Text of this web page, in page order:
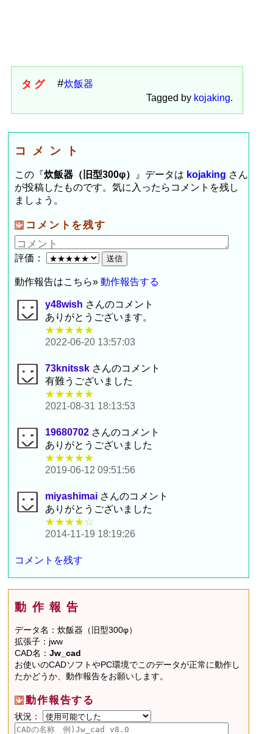
タグ
炊飯器
Tagged by kojaking.
コメント
この『炊飯器（旧型300φ） 』データは kojaking さん
が投稿したものです。気に入ったらコメントを残し
ましょう。
コメントを残す
評価：
動作報告はこちら»動作報告する
y48wish さんのコメント
ありがとうございます。
★★★★★
2022-06-20 13:57:03
73knitssk さんのコメント
有難うございました
★★★★★
2021-08-31 18:13:53
19680702 さんのコメント
ありがとうございました
★★★★★
2019-06-12 09:51:56
miyashimai さんのコメント
ありがとうございました
★★★★☆
2014-11-19 18:19:26
コメントを残す
動作報告
データ名：炊飯器（旧型300φ）
拡張子：jww
CAD名：Jw_cad
お使いのCADソフトやPC環境でこのデータが正常に動作し
たかどうか、動作報告をお願いします。
動作報告する
状況：